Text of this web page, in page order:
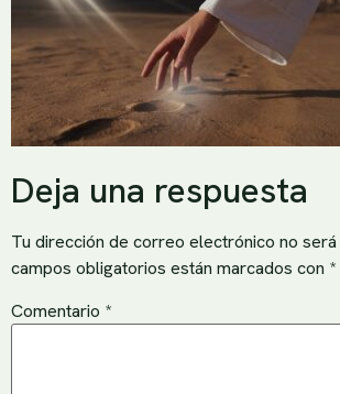
Deja una respuesta
Tu dirección de correo electrónico no será
campos obligatorios están marcados con *
Comentario *